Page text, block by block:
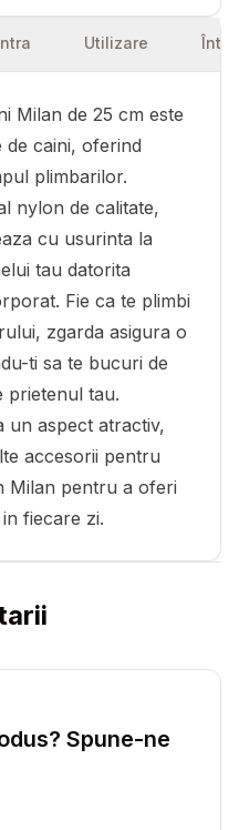
Utilizare
Milan de 25 cm este
de caini, oferind
plimbarilor.
nylon de calitate,
cu usurinta la
tau datorita
Fie ca te plimbi
zgarda asigura o
ti sa te bucuri de
prietenul tau.
un aspect atractiv,
accesorii pentru
Milan pentru a oferi
fiecare zi.
Spune-ne